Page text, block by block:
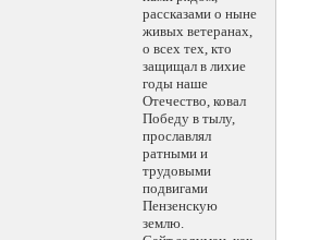
рассказами о ныне
живых ветеранах,
о всех тех, кто
защищал в лихие
годы наше
Отечество, ковал
Победу в тылу,
прославлял
ратными и
трудовыми
подвигами
Пензенскую
землю.